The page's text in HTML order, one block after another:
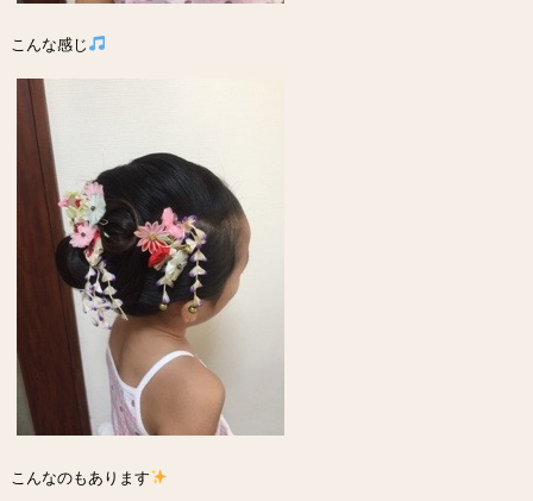
こんな感じ
こんなのもあります